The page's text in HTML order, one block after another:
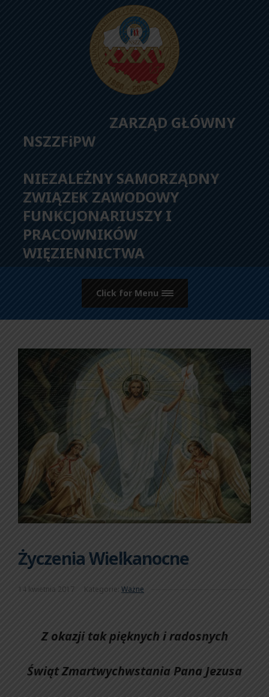
ZARZĄD GŁÓWNY
NSZZFiPW
NIEZALEŻNY SAMORZĄDNY
ZWIĄZEK ZAWODOWY
FUNKCJONARIUSZY I
PRACOWNIKÓW
WIĘZIENNICTWA
Click for Menu
Życzenia Wielkanocne
14 kwietnia 2017 Kategorie: Ważne
Z okazji tak pięknych i radosnych
Świąt Zmartwychwstania Pana Jezusa